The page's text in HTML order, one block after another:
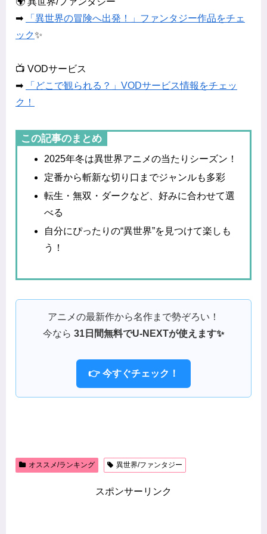
➡
「異世界の冒険へ出発！」ファンタジー作品をチェ
ック✨
📺 VODサービス
➡
「どこで観られる？」VODサービス情報をチェッ
ク！
この記事のまとめ
2025年冬は異世界アニメの当たりシーズン！
定番から斬新な切り口までジャンルも多彩
転生・無双・ダークなど、好みに合わせて選
べる
自分にぴったりの“異世界”を見つけて楽しも
う！
アニメの最新作から名作まで勢ぞろい！
今なら 31日間無料でU-NEXTが使えます✨
👉 今すぐチェック！
オススメ/ランキング 異世界/ファンタジー
スポンサーリンク